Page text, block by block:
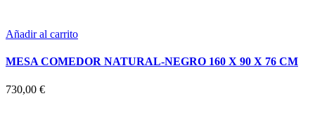
Añadir al carrito
MESA COMEDOR NATURAL-NEGRO 160 X 90 X 76 CM
730,00 €